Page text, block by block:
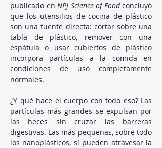
publicado en NPJ Science of Food concluyó
que los utensilios de cocina de plástico
son una fuente directa: cortar sobre una
tabla de plástico, remover con una
espátula o usar cubiertos de plástico
incorpora partículas a la comida en
condiciones de uso completamente
normales.
¿Y qué hace el cuerpo con todo eso? Las
partículas más grandes se expulsan por
las heces sin cruzar las barreras
digestivas. Las más pequeñas, sobre todo
los nanoplásticos, sí pueden atravesar la